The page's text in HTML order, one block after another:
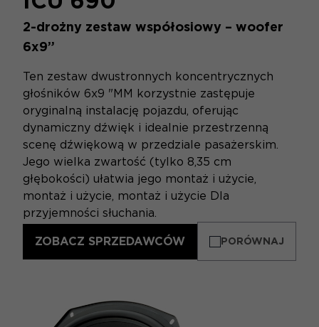
2-drożny zestaw współosiowy – woofer
6x9”
Ten zestaw dwustronnych koncentrycznych
głośników 6x9 "MM korzystnie zastępuje
oryginalną instalację pojazdu, oferując
dynamiczny dźwięk i idealnie przestrzenną
scenę dźwiękową w przedziale pasażerskim.
Jego wielka zwartość (tylko 8,35 cm
głębokości) ułatwia jego montaż i użycie,
montaż i użycie, montaż i użycie Dla
przyjemności słuchania.
ZOBACZ SPRZEDAWCÓW PORÓWNAJ